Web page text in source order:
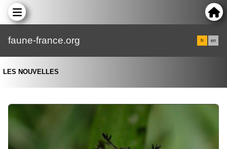
faune-france.org fr en
LES NOUVELLES